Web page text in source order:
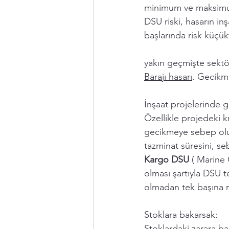
minimum ve
DSU riski, hasarın
başlarında risk
yakın geçmişte
Barajı hasarı.
İnşaat projelerinde
Özellikle projedeki
gecikmeye sebep
tazminat süresini,
Kargo DSU ( Marine
olması şartıyla
olmadan tek başına
Stoklara bakarsak: